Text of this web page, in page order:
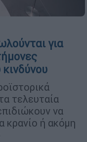
για
τελευταία
να
κρανίο ή ακόμη